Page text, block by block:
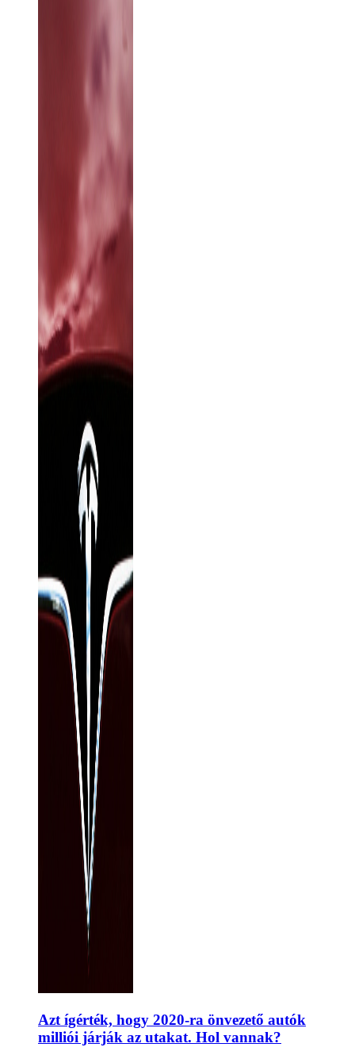
Azt ígérték, hogy 2020-ra önvezető autók
milliói járják az utakat. Hol vannak?